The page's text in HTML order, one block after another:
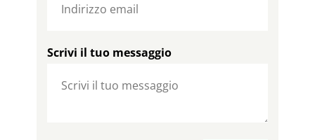
Scrivi il tuo messaggio